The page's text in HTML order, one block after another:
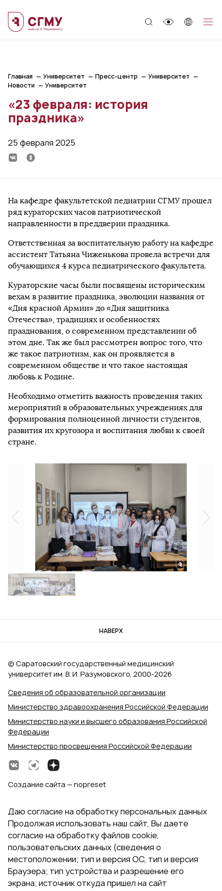
Главная Университет Пресс-центр
Университет
Новости
Университет
«23 февраля: история
праздника»
25 февраля 2025
На кафедре факультетской педиатрии СГМУ прошел
ряд кураторских часов патриотической
направленности в преддверии праздника.
Ответственная за воспитательную работу на кафедре
ассистент Татьяна Чиженькова провела встречи для
обучающихся 4 курса педиатрического факультета.
Кураторские часы были посвящены историческим
вехам в развитие праздника, эволюции названия от
«Дня красной Армии» до «Дня защитника
Отечества», традициях и особенностях
празднования, о современном представлении об
этом дне. Так же был рассмотрен вопрос того, что
же такое патриотизм, как он проявляется в
современном обществе и что такое настоящая
любовь к Родине.
Необходимо отметить важность проведения таких
мероприятий в образовательных учреждениях для
формирования полноценной личности студентов,
развития их кругозора и воспитания любви к своей
стране.
НАВЕРХ
Сведения об образовательной организации
Министерство здравоохранения Российской Федерации
Министерство науки и высшего образования Российской
Федерации
Министерство просвещения Российской Федерации
© Саратовский государственный медицинский
университет им. В. И. Разумовского, 2000‑2026
Создание сайта — nopreset
Даю согласие на обработку персональных данных
Продолжая использовать наш сайт, Вы даете
согласие на обработку файлов cookie,
пользовательских данных (сведения о
местоположении; тип и версия ОС, тип и версия
Браузера; тип устройства и разрешение его
экрана; источник откуда пришел на сайт